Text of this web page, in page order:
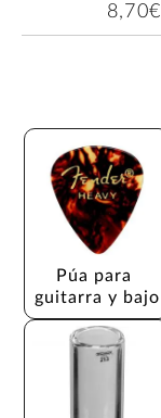
8,70€
Púa para
guitarra y bajo